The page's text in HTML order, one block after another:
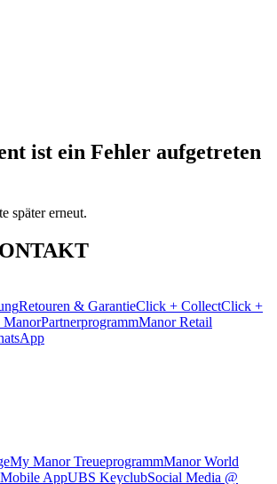
ist ein Fehler aufgetreten
später erneut.
Retouren & GarantieClick + CollectClick +
ManorPartnerprogrammManor Retail
My Manor TreueprogrammManor World
AppUBS KeyclubSocial Media @